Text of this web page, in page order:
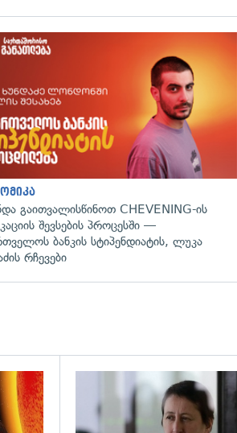
გაითვალისწინოთ CHEVENING-ის
შევსების პროცესში —
ბანკის სტიპენდიატის, ლუკა
რჩევები